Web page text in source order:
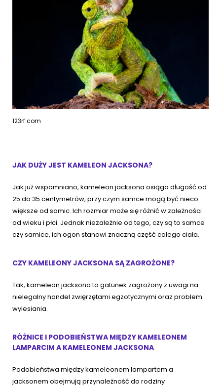
123rf.com
JAK DUŻY JEST KAMELEON JACKSONA?
Jak już wspomniano, kameleon jacksona osiąga długość od
25 do 35 centymetrów, przy czym samce mogą być nieco
większe od samic. Ich rozmiar może się różnić w zależności
od wieku i płci. Jednak niezależnie od tego, czy są to samce
czy samice, ich ogon stanowi znaczną część całego ciała.
CZY KAMELEONY JACKSONA SĄ ZAGROŻONE?
Tak, kameleon jacksona to gatunek zagrożony z uwagi na
nielegalny handel zwięrzętami egzotycznymi oraz problem
wylesiania.
RÓŻNICE I PODOBIEŃSTWA MIĘDZY KAMELEONEM
LAMPARCIM A KAMELEONEM JACKSONA
Podobieństwa między kameleonem lampartem a
jacksonem obejmują przynależność do rodziny